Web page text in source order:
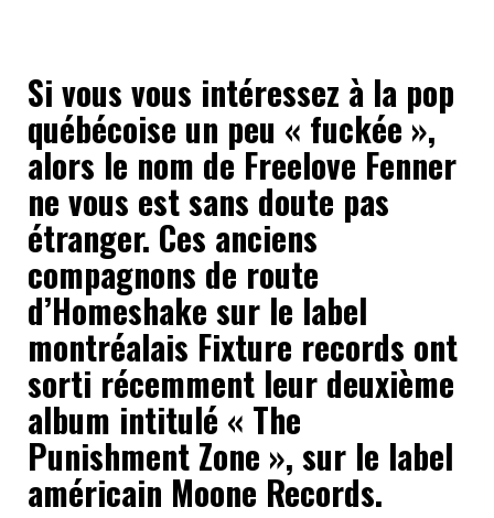
Si vous vous intéressez à la pop
québécoise un peu « fuckée »,
alors le nom de Freelove Fenner
ne vous est sans doute pas
étranger. Ces anciens
compagnons de route
d’Homeshake sur le label
montréalais Fixture records ont
sorti récemment leur deuxième
album intitulé « The
Punishment Zone », sur le label
américain Moone Records.